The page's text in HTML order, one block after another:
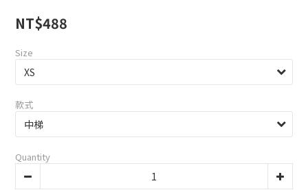
NT$488
Size
款式
Quantity